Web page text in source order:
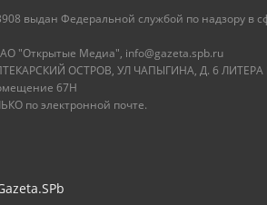
выдан Федеральной службой по надзору в
"Открытые Медиа", info@gazeta.spb.ru
ОСТРОВ, УЛ ЧАПЫГИНА, Д. 6
67Н
по электронной почте.